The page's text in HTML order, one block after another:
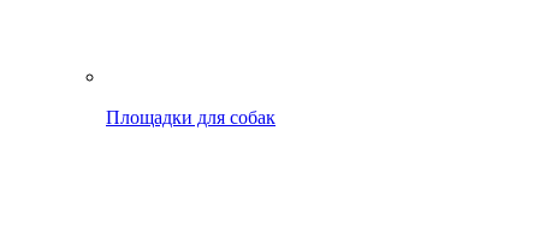
Площадки для собак